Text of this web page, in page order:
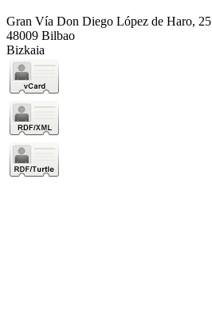
Gran Vía Don Diego López de Haro, 25
48009 Bilbao
Bizkaia